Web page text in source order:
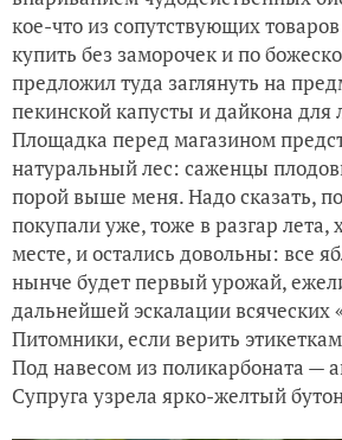
кое-что из сопутствующих
купить без заморочек и по
предложил туда заглянуть на
пекинской капусты и дайкона для
Площадка перед магазином
натуральный лес: саженцы
порой выше меня. Надо сказать,
покупали уже, тоже в разгар лета,
месте, и остались довольны: все
нынче будет первый урожай,
дальнейшей эскалации всяческих
Питомники, если верить
Под навесом из поликарбоната —
Супруга узрела ярко-желтый